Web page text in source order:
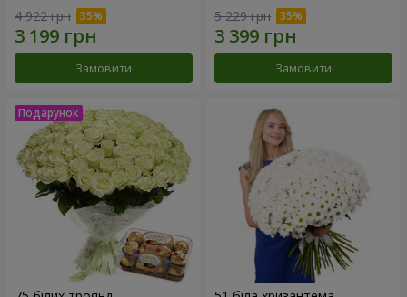
4 922 грн
Замовити
5 229 грн
Замовити